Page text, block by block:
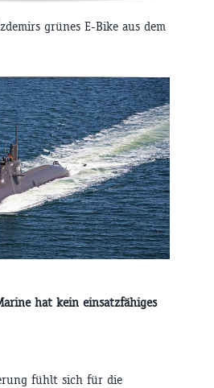
grünes E-Bike aus dem
hat kein einsatzfähiges
fühlt sich für die